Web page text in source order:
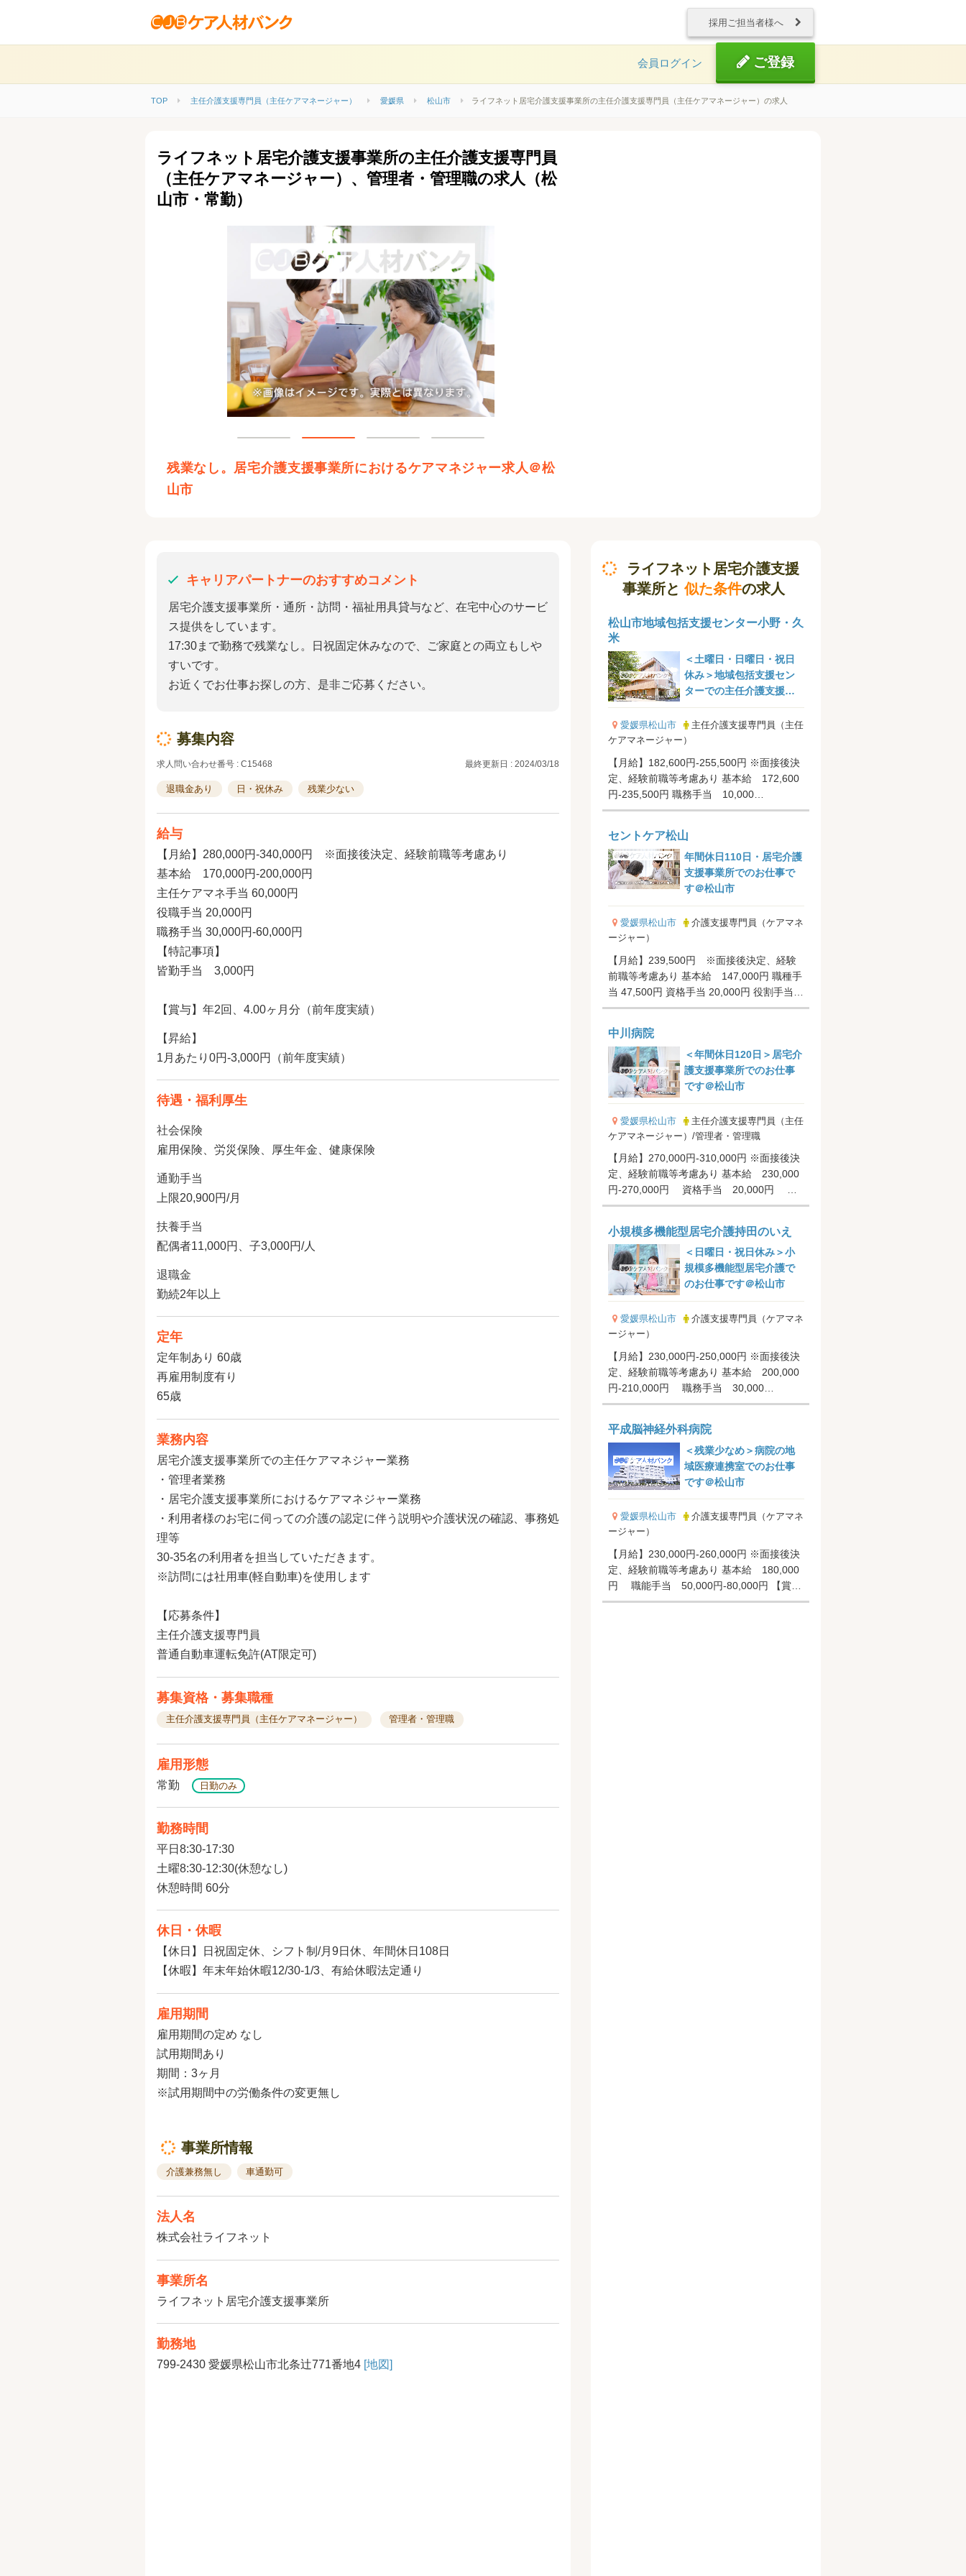
採用ご担当者様へ
会員ログイン ご登録
TOP 主任介護支援専門員（主任ケアマネージャー） 愛媛県 松山市 ライフネット居宅介護支援事業所の主任介護支援専門員（主任ケアマネージャー）の求人
ライフネット居宅介護支援事業所の主任介護支援専門員
（主任ケアマネージャー）、管理者・管理職の求人（松
山市・常勤）
残業なし。居宅介護支援事業所におけるケアマネジャー求人＠松
山市
キャリアパートナーのおすすめコメント
居宅介護支援事業所・通所・訪問・福祉用具貸与など、在宅中心のサービ
ス提供をしています。
17:30まで勤務で残業なし。日祝固定休みなので、ご家庭との両立もしや
すいです。
お近くでお仕事お探しの方、是非ご応募ください。
募集内容
求人問い合わせ番号 : C15468 最終更新日 : 2024/03/18
退職金あり 日・祝休み 残業少ない
給与
【月給】280,000円-340,000円 ※面接後決定、経験前職等考慮あり
基本給 170,000円-200,000円
主任ケアマネ手当 60,000円
役職手当 20,000円
職務手当 30,000円-60,000円
【特記事項】
皆勤手当 3,000円
【賞与】年2回、4.00ヶ月分（前年度実績）
【昇給】
1月あたり0円-3,000円（前年度実績）
待遇・福利厚生
社会保険
雇用保険、労災保険、厚生年金、健康保険
通勤手当
上限20,900円/月
扶養手当
配偶者11,000円、子3,000円/人
退職金
勤続2年以上
定年
定年制あり 60歳
再雇用制度有り
65歳
業務内容
居宅介護支援事業所での主任ケアマネジャー業務
・管理者業務
・居宅介護支援事業所におけるケアマネジャー業務
・利用者様のお宅に伺っての介護の認定に伴う説明や介護状況の確認、事務処
理等
30-35名の利用者を担当していただきます。
※訪問には社用車(軽自動車)を使用します
【応募条件】
主任介護支援専門員
普通自動車運転免許(AT限定可)
募集資格・募集職種
主任介護支援専門員（主任ケアマネージャー） 管理者・管理職
雇用形態
常勤 日勤のみ
勤務時間
平日8:30-17:30
土曜8:30-12:30(休憩なし)
休憩時間 60分
休日・休暇
【休日】日祝固定休、シフト制/月9日休、年間休日108日
【休暇】年末年始休暇12/30-1/3、有給休暇法定通り
雇用期間
雇用期間の定め なし
試用期間あり
期間：3ヶ月
※試用期間中の労働条件の変更無し
事業所情報
介護兼務無し 車通勤可
法人名
株式会社ライフネット
事業所名
ライフネット居宅介護支援事業所
勤務地
799-2430 愛媛県松山市北条辻771番地4 [地図]
ライフネット居宅介護支援
事業所と似た条件の求人
松山市地域包括支援センター小野・久
米
＜土曜日・日曜日・祝日
休み＞地域包括支援セン
ターでの主任介護支援専
門員業有無です＠松山市
愛媛県松山市
主任介護支援専門員（主任
ケアマネージャー）
【月給】182,600円-255,500円 ※面接後決
定、経験前職等考慮あり 基本給 172,600
円-235,500円 職務手当 10,000
円-20,000...
セントケア松山
年間休日110日・居宅介護
支援事業所でのお仕事で
す＠松山市
愛媛県松山市
介護支援専門員（ケアマネ
ージャー）
【月給】239,500円 ※面接後決定、経験
前職等考慮あり 基本給 147,000円 職種手
当 47,500円 資格手当 20,000円 役割手当
5,000円...
中川病院
＜年間休日120日＞居宅介
護支援事業所でのお仕事
です＠松山市
愛媛県松山市
主任介護支援専門員（主任
ケアマネージャー）/管理者・管理職
【月給】270,000円-310,000円 ※面接後決
定、経験前職等考慮あり 基本給 230,000
円-270,000円 資格手当 20,000円 職
務手当...
小規模多機能型居宅介護持田のいえ
＜日曜日・祝日休み＞小
規模多機能型居宅介護で
のお仕事です＠松山市
愛媛県松山市
介護支援専門員（ケアマネ
ージャー）
【月給】230,000円-250,000円 ※面接後決
定、経験前職等考慮あり 基本給 200,000
円-210,000円 職務手当 30,000
円-40,00...
平成脳神経外科病院
＜残業少なめ＞病院の地
域医療連携室でのお仕事
です＠松山市
愛媛県松山市
介護支援専門員（ケアマネ
ージャー）
【月給】230,000円-260,000円 ※面接後決
定、経験前職等考慮あり 基本給 180,000
円 職能手当 50,000円-80,000円 【賞
与】年...